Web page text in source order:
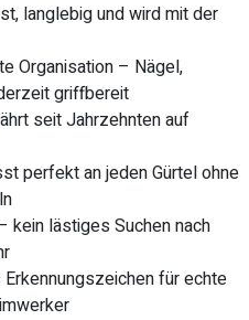
langlebig und wird mit der
Organisation – Nägel,
griffbereit
seit Jahrzehnten auf
perfekt an jeden Gürtel ohne
kein lästiges Suchen nach
für echte